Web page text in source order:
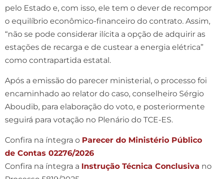
pelo Estado e, com isso, ele tem o dever de recompor
o equilíbrio econômico-financeiro do contrato. Assim,
“não se pode considerar ilícita a opção de adquirir as
estações de recarga e de custear a energia elétrica”
como contrapartida estatal.
Após a emissão do parecer ministerial, o processo foi
encaminhado ao relator do caso, conselheiro Sérgio
Aboudib, para elaboração do voto, e posteriormente
seguirá para votação no Plenário do TCE-ES.
Confira na íntegra o Parecer do Ministério Público
de Contas 02276/2026
Confira na íntegra a Instrução Técnica Conclusiva no